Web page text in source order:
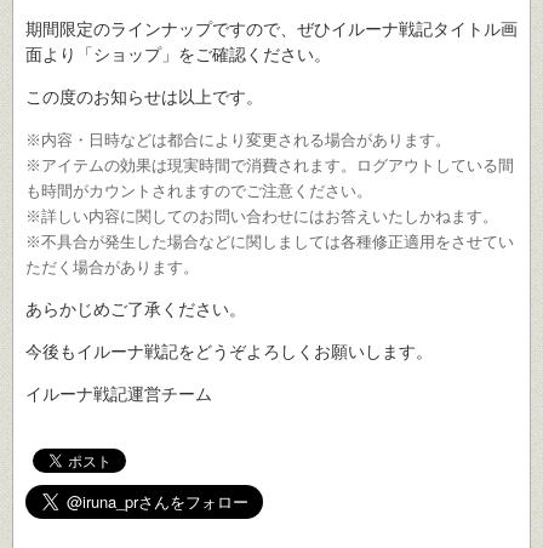
期間限定のラインナップですので、ぜひイルーナ戦記タイトル画
面より「ショップ」をご確認ください。
この度のお知らせは以上です。
※内容・日時などは都合により変更される場合があります。
※アイテムの効果は現実時間で消費されます。ログアウトしている間
も時間がカウントされますのでご注意ください。
※詳しい内容に関してのお問い合わせにはお答えいたしかねます。
※不具合が発生した場合などに関しましては各種修正適用をさせてい
ただく場合があります。
あらかじめご了承ください。
今後もイルーナ戦記をどうぞよろしくお願いします。
イルーナ戦記運営チーム